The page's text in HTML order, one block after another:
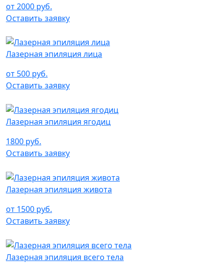
от 2000 руб.
Оставить заявку
Лазерная эпиляция лица
от 500 руб.
Оставить заявку
Лазерная эпиляция ягодиц
1800 руб.
Оставить заявку
Лазерная эпиляция живота
от 1500 руб.
Оставить заявку
Лазерная эпиляция всего тела